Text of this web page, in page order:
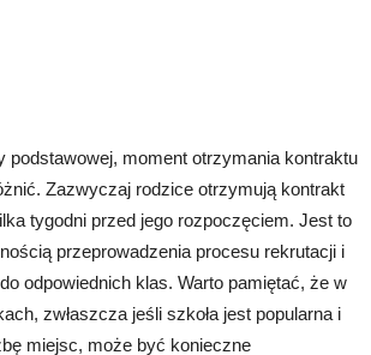
podstawowej, moment otrzymania kontraktu
Zazwyczaj rodzice otrzymują kontrakt
tygodni przed jego rozpoczęciem. Jest to
przeprowadzenia procesu rekrutacji i
odpowiednich klas. Warto pamiętać, że w
zwłaszcza jeśli szkoła jest popularna i
miejsc, może być konieczne